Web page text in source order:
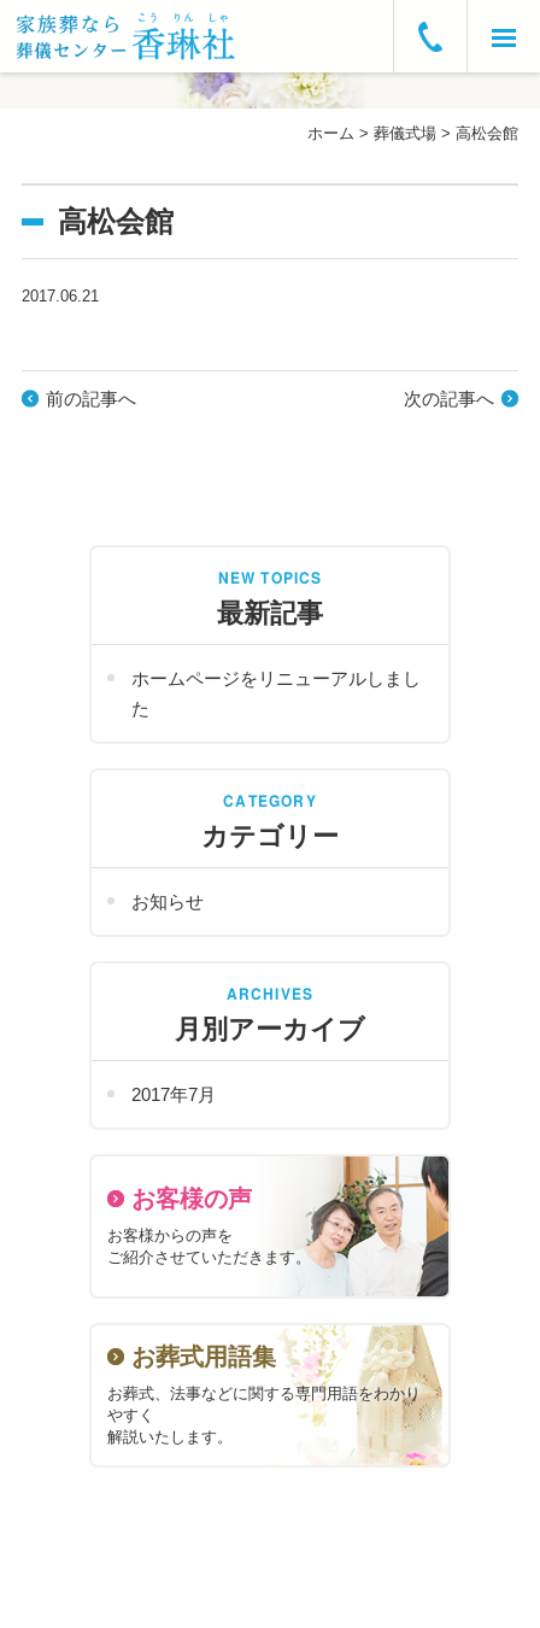
葬儀プラン・費用
葬儀の流れ
よくあるご質問
ホーム >葬儀式場 >高松会館
高松会館
2017.06.21
前の記事へ 次の記事へ
NEW TOPICS
最新記事
ホームページをリニューアルしまし
た
CATEGORY
カテゴリー
お知らせ
ARCHIVES
月別アーカイブ
2017年7月
お客様の声
お客様からの声を
ご紹介させていただきます。
お葬式用語集
お葬式、法事などに関する専門用語をわかり
やすく
解説いたします。